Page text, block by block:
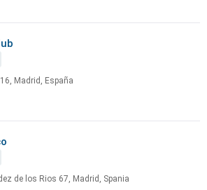
Madrid, España
de los Rios 67, Madrid, Spania